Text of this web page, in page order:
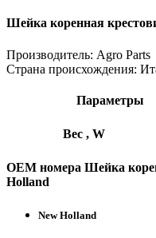
Шейка коренная
Производитель: Agro Parts
Страна происхождения:
Параметры
Вес , W
OEM номера Шейка
Holland
New Holland